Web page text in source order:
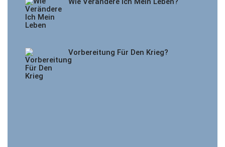
Vorbereitung Für Den Krieg?